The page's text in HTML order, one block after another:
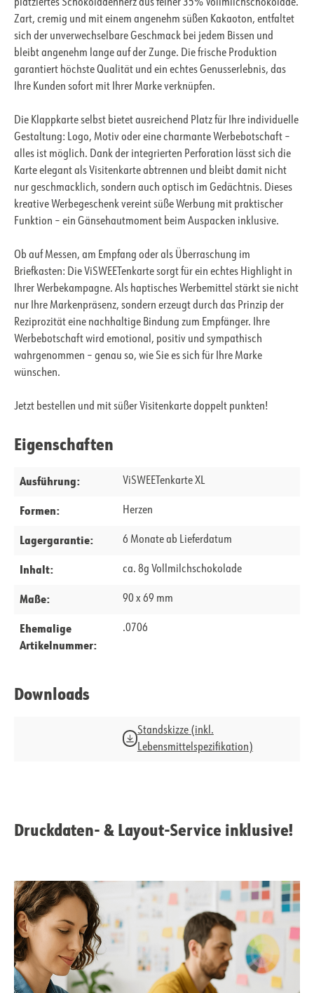
platziertes Schokoladenherz aus feiner 35% Vollmilchschokolade.
Zart, cremig und mit einem angenehm süßen Kakaoton, entfaltet
sich der unverwechselbare Geschmack bei jedem Bissen und
bleibt angenehm lange auf der Zunge. Die frische Produktion
garantiert höchste Qualität und ein echtes Genusserlebnis, das
Ihre Kunden sofort mit Ihrer Marke verknüpfen.
Die Klappkarte selbst bietet ausreichend Platz für Ihre individuelle
Gestaltung: Logo, Motiv oder eine charmante Werbebotschaft –
alles ist möglich. Dank der integrierten Perforation lässt sich die
Karte elegant als Visitenkarte abtrennen und bleibt damit nicht
nur geschmacklich, sondern auch optisch im Gedächtnis. Dieses
kreative Werbegeschenk vereint süße Werbung mit praktischer
Funktion – ein Gänsehautmoment beim Auspacken inklusive.
Ob auf Messen, am Empfang oder als Überraschung im
Briefkasten: Die ViSWEETenkarte sorgt für ein echtes Highlight in
Ihrer Werbekampagne. Als haptisches Werbemittel stärkt sie nicht
nur Ihre Markenpräsenz, sondern erzeugt durch das Prinzip der
Reziprozität eine nachhaltige Bindung zum Empfänger. Ihre
Werbebotschaft wird emotional, positiv und sympathisch
wahrgenommen – genau so, wie Sie es sich für Ihre Marke
wünschen.
Jetzt bestellen und mit süßer Visitenkarte doppelt punkten!
Eigenschaften
Ausführung: ViSWEETenkarte XL
Formen: Herzen
Lagergarantie: 6 Monate ab Lieferdatum
Inhalt: ca. 8g Vollmilchschokolade
Maße: 90 x 69 mm
Ehemalige
Artikelnummer:
.0706
Downloads
Standskizze (inkl.
Lebensmittelspezifikation)
Druckdaten- & Layout-Service inklusive!